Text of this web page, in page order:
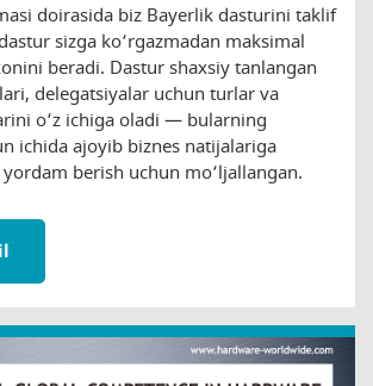
doirasida biz Bayerlik dasturini taklif
sizga ko‘rgazmadan maksimal
beradi. Dastur shaxsiy tanlangan
delegatsiyalar uchun turlar va
o‘z ichiga oladi — bularning
ichida ajoyib biznes natijalariga
berish uchun mo‘ljallangan.